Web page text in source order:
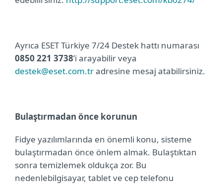
Ayrıca ESET Türkiye 7/24 Destek hattı numarası
0850 221 3738’i arayabilir veya
destek@eset.com.tradresine mesaj atabilirsiniz.
Bulaştırmadan önce korunun
Fidye yazılımlarında en önemli konu, sisteme
bulaştırmadan önce önlem almak. Bulaştıktan
sonra temizlemek oldukça zor. Bu
nedenlebilgisayar, tablet ve cep telefonu